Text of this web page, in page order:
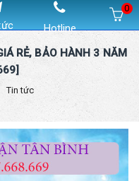
Hotline
0
RẺ, BẢO HÀNH 3 NĂM
Tin tức